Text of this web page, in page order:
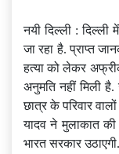
नयी दिल्ली : दिल्ली
जा रहा है. प्राप्त
हत्या को लेकर
अनुमति नहीं मिली है.
छात्र के परिवार
यादव ने मुलाकात
भारत सरकार उठाएगी.